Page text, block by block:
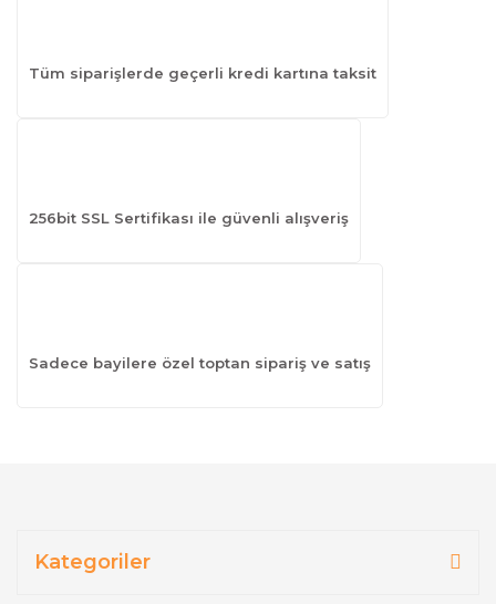
Tüm siparişlerde geçerli kredi kartına taksit
256bit SSL Sertifikası ile güvenli alışveriş
Sadece bayilere özel toptan sipariş ve satış
Kategoriler